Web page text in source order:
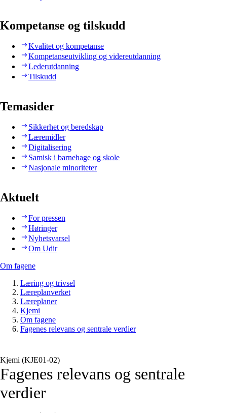
Kompetanse og tilskudd
Kvalitet og kompetanse
Kompetanseutvikling og videreutdanning
Lederutdanning
Tilskudd
Temasider
Sikkerhet og beredskap
Læremidler
Digitalisering
Samisk i barnehage og skole
Nasjonale minoriteter
Aktuelt
For pressen
Høringer
Nyhetsvarsel
Om Udir
Om fagene
Læring og trivsel
Læreplanverket
Læreplaner
Kjemi
Om fagene
Fagenes relevans og sentrale verdier
Kjemi (KJE01‑02)
Fagenes relevans og sentrale
verdier